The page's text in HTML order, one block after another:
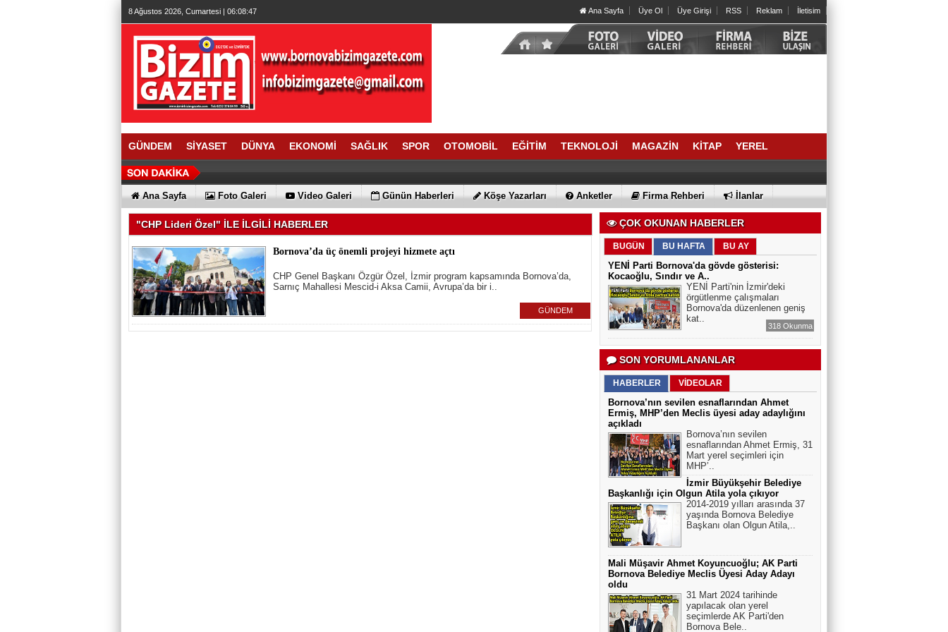
8 Ağustos 2026, Cumartesi | 06:08:48 Ana Sayfa Üye Ol Üye Girişi RSS Reklam İletisim
GÜNDEM SİYASET DÜNYA EKONOMİ SAĞLIK SPOR OTOMOBİL EĞİTİM TEKNOLOJİ MAGAZİN KİTAP YEREL
Ana Sayfa Foto Galeri Video Galeri Günün Haberleri Köşe Yazarları Anketler Firma Rehberi İlanlar
"CHP Lideri Özel" İLE İLGİLİ HABERLER
Bornova’da üç önemli projeyi hizmete açtı
CHP Genel Başkanı Özgür Özel, İzmir program kapsamında Bornova’da,
Sarnıç Mahallesi Mescid-i Aksa Camii, Avrupa’da bir i..
GÜNDEM
ÇOK OKUNAN HABERLER
BUGÜN BU HAFTA BU AY
YENİ Parti Bornova'da gövde gösterisi:
Kocaoğlu, Sındır ve A..
YENİ Parti'nin İzmir'deki
örgütlenme çalışmaları
Bornova'da düzenlenen geniş
kat..
318 Okunma
SON YORUMLANANLAR
HABERLER VİDEOLAR
Bornova’nın sevilen esnaflarından Ahmet
Ermiş, MHP’den Meclis üyesi aday adaylığını
açıkladı
Bornova’nın sevilen
esnaflarından Ahmet Ermiş, 31
Mart yerel seçimleri için
MHP’..
İzmir Büyükşehir Belediye
Başkanlığı için Olgun Atila yola çıkıyor
2014-2019 yılları arasında 37
yaşında Bornova Belediye
Başkanı olan Olgun Atila,..
Mali Müşavir Ahmet Koyuncuoğlu; AK Parti
Bornova Belediye Meclis Üyesi Aday Adayı
oldu
31 Mart 2024 tarihinde
yapılacak olan yerel
seçimlerde AK Parti'den
Bornova Bele..